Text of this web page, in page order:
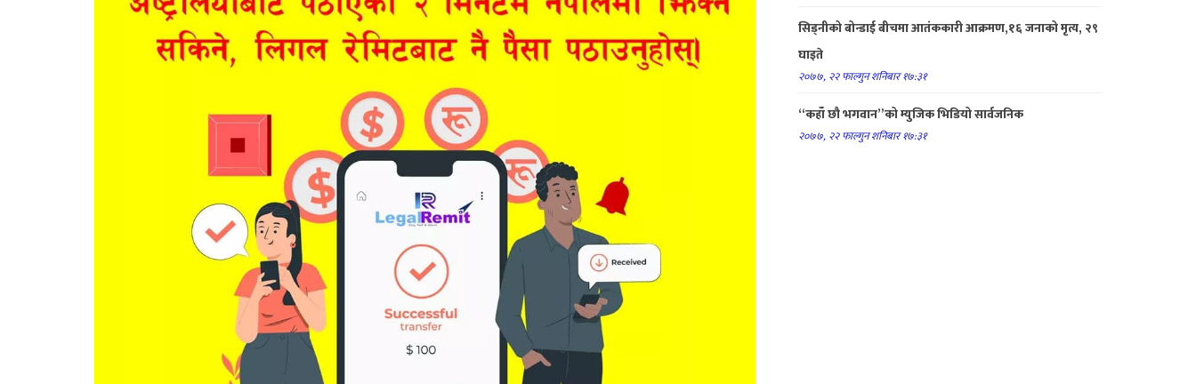
सिड्नीको बोन्डाई बीचमा आतंककारी आक्रमण,१६ जनाको मृत्य, २९
घाइते
२०७७, २२ फाल्गुन शनिबार १७:३१
“कहाँ छौ भगवान”को म्युजिक भिडियो सार्वजनिक
२०७७, २२ फाल्गुन शनिबार १७:३१